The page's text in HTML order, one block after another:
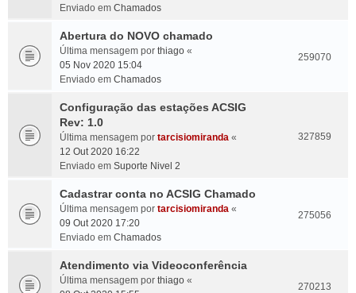
Enviado em Chamados
Abertura do NOVO chamado
Última mensagem por thiago «
05 Nov 2020 15:04
Enviado em Chamados
259070
Configuração das estações ACSIG
Rev: 1.0
Última mensagem por tarcisiomiranda «
12 Out 2020 16:22
Enviado em Suporte Nivel 2
327859
Cadastrar conta no ACSIG Chamado
Última mensagem por tarcisiomiranda «
09 Out 2020 17:20
Enviado em Chamados
275056
Atendimento via Videoconferência
Última mensagem por thiago «
270213